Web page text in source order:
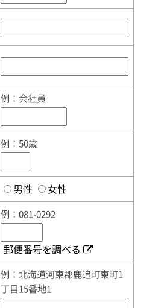
例：会社員
例：50歳
男性 女性
例：081-0292
郵便番号を調べる
例：北海道河東郡鹿追町東町1
丁目15番地1